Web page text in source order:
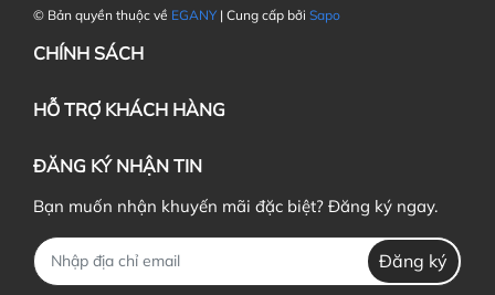
© Bản quyền thuộc về EGANY | Cung cấp bởi Sapo
CHÍNH SÁCH
HỖ TRỢ KHÁCH HÀNG
ĐĂNG KÝ NHẬN TIN
Bạn muốn nhận khuyến mãi đặc biệt? Đăng ký ngay.
Đăng ký